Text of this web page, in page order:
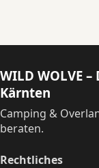
WILD WOLVE
Kärnten
Camping &
beraten.
Rechtliches